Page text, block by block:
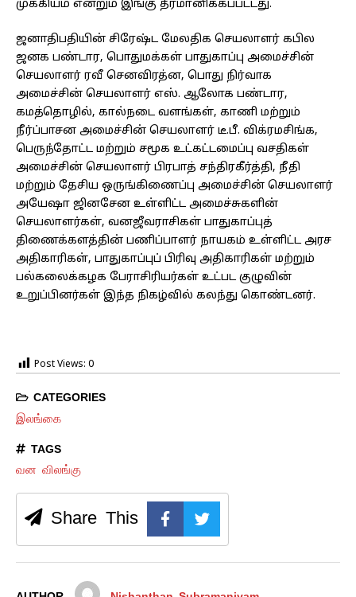
முக்கியம் என்றும் இங்கு தீர்மானிக்கப்பட்டது.
ஜனாதிபதியின் சிரேஷ்ட மேலதிக செயலாளர் கபில
ஜனக பண்டார, பொதுமக்கள் பாதுகாப்பு அமைச்சின்
செயலாளர் ரவீ செனவிரத்ன, பொது நிர்வாக
அமைச்சின் செயலாளர் எஸ். ஆலோக பண்டார,
கமத்தொழில், கால்நடை வளங்கள், காணி மற்றும்
நீர்ப்பாசன அமைச்சின் செயலாளர் டீ.பீ. விக்ரமசிங்க,
பெருந்தோட்ட மற்றும் சமூக உட்கட்டமைப்பு வசதிகள்
அமைச்சின் செயலாளர் பிரபாத் சந்திரகீர்த்தி, நீதி
மற்றும் தேசிய ஒருங்கிணைப்பு அமைச்சின் செயலாளர்
அயேஷா ஜினசேன உள்ளிட்ட அமைச்சுகளின்
செயலாளர்கள், வனஜீவராசிகள் பாதுகாப்புத்
திணைக்களத்தின் பணிப்பாளர் நாயகம் உள்ளிட்ட அரச
அதிகாரிகள், பாதுகாப்புப் பிரிவு அதிகாரிகள் மற்றும்
பல்கலைக்கழக பேராசிரியர்கள் உட்பட குழுவின்
உறுப்பினர்கள் இந்த நிகழ்வில் கலந்து கொண்டனர்.
Post Views: 0
CATEGORIES
இலங்கை
TAGS
வன விலங்கு
Share This